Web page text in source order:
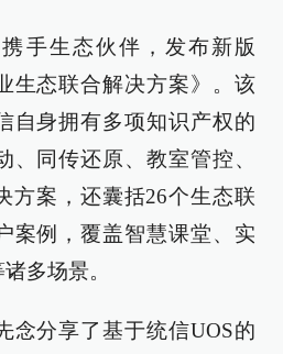
手生态伙伴，发布新版
生态联合解决方案》。该
自身拥有多项知识产权的
、同传还原、教室管控、
方案，还囊括26个生态联
案例，覆盖智慧课堂、实
多场景。
念分享了基于统信UOS的